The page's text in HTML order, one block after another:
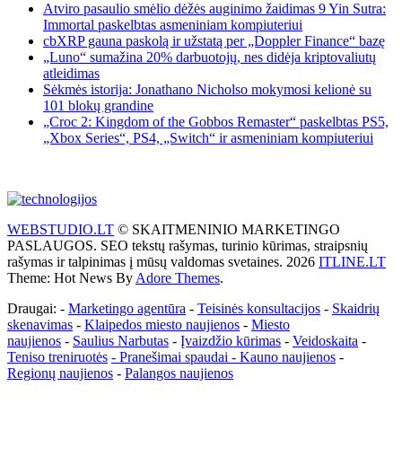
Atviro pasaulio smėlio dėžės auginimo žaidimas 9 Yin Sutra:
Immortal paskelbtas asmeniniam kompiuteriui
cbXRP gauna paskolą ir užstatą per „Doppler Finance“ bazę
„Luno“ sumažina 20% darbuotojų, nes didėja kriptovaliutų
atleidimas
Sėkmės istorija: Jonathano Nicholso mokymosi kelionė su
101 blokų grandine
„Croc 2: Kingdom of the Gobbos Remaster“ paskelbtas PS5,
„Xbox Series“, PS4, „Switch“ ir asmeniniam kompiuteriui
WEBSTUDIO.LT © SKAITMENINIO MARKETINGO
PASLAUGOS. SEO tekstų rašymas, turinio kūrimas, straipsnių
rašymas ir talpinimas į mūsų valdomas svetaines. 2026 ITLINE.LT
Theme: Hot News By Adore Themes.
Draugai: - Marketingo agentūra - Teisinės konsultacijos - Skaidrių
skenavimas - Klaipedos miesto naujienos - Miesto
naujienos - Saulius Narbutas - Įvaizdžio kūrimas - Veidoskaita -
Teniso treniruotės - Pranešimai spaudai - Kauno naujienos -
Regionų naujienos - Palangos naujienos